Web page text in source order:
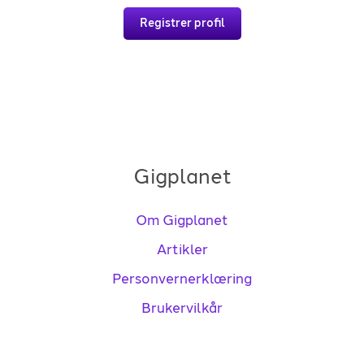
Registrer profil
Gigplanet
Om Gigplanet
Artikler
Personvernerklæring
Brukervilkår